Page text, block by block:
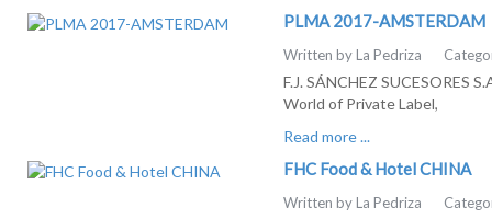
PLMA 2017-AMSTERDAM
Written by La Pedriza
F.J. SÁNCHEZ SUCESORES
World of Private Label,
Read more ...
FHC Food & Hotel CHINA
Written by La Pedriza